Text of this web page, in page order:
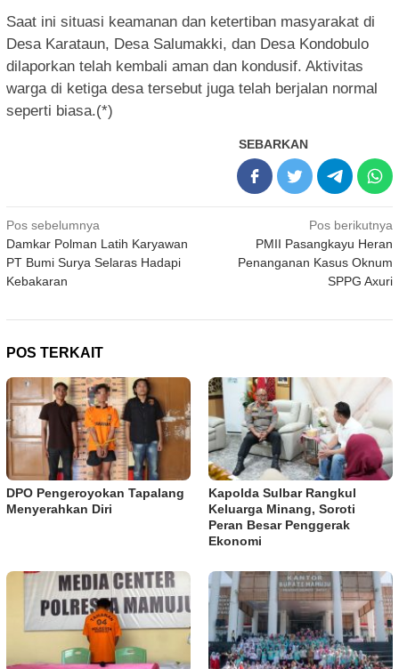
Saat ini situasi keamanan dan ketertiban masyarakat di
Desa Karataun, Desa Salumakki, dan Desa Kondobulo
dilaporkan telah kembali aman dan kondusif. Aktivitas
warga di ketiga desa tersebut juga telah berjalan normal
seperti biasa.(*)
SEBARKAN
Navigasi
pos
Pos sebelumnya
Damkar Polman Latih Karyawan
PT Bumi Surya Selaras Hadapi
Kebakaran
Pos berikutnya
PMII Pasangkayu Heran
Penanganan Kasus Oknum
SPPG Axuri
POS TERKAIT
DPO Pengeroyokan Tapalang
Menyerahkan Diri
Kapolda Sulbar Rangkul
Keluarga Minang, Soroti
Peran Besar Penggerak
Ekonomi